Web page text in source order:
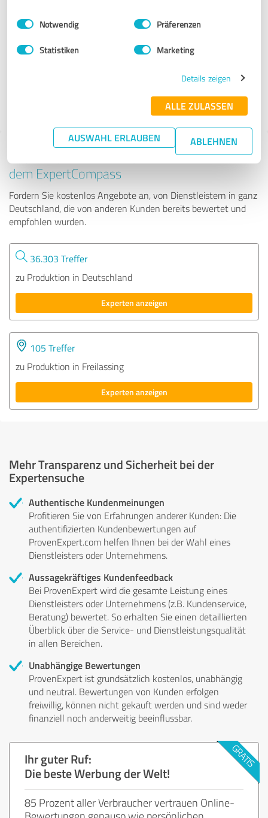
Impressum Datenschutzbestimmungen
Einwilligungsauswahl
Notwendig Präferenzen
Statistiken Marketing
Details zeigen
ALLE ZULASSEN
AUSWAHL ERLAUBEN ABLEHNEN
Tipp: Die passenden Experten finden - mit
dem ExpertCompass
Fordern Sie kostenlos Angebote an, von Dienstleistern in ganz
Deutschland, die von anderen Kunden bereits bewertet und
empfohlen wurden.
36.303 Treffer
zu Produktion in Deutschland
Experten anzeigen
105 Treffer
zu Produktion in Freilassing
Experten anzeigen
Mehr Transparenz und Sicherheit bei der
Expertensuche
Authentische Kundenmeinungen
Profitieren Sie von Erfahrungen anderer Kunden: Die
authentifizierten Kundenbewertungen auf
ProvenExpert.com helfen Ihnen bei der Wahl eines
Dienstleisters oder Unternehmens.
Aussagekräftiges Kundenfeedback
Bei ProvenExpert wird die gesamte Leistung eines
Dienstleisters oder Unternehmens (z.B. Kundenservice,
Beratung) bewertet. So erhalten Sie einen detaillierten
Überblick über die Service- und Dienstleistungsqualität
in allen Bereichen.
Unabhängige Bewertungen
ProvenExpert ist grundsätzlich kostenlos, unabhängig
und neutral. Bewertungen von Kunden erfolgen
freiwillig, können nicht gekauft werden und sind weder
finanziell noch anderweitig beeinflussbar.
Ihr guter Ruf:
Die beste Werbung der Welt!
85 Prozent aller Verbraucher vertrauen Online-